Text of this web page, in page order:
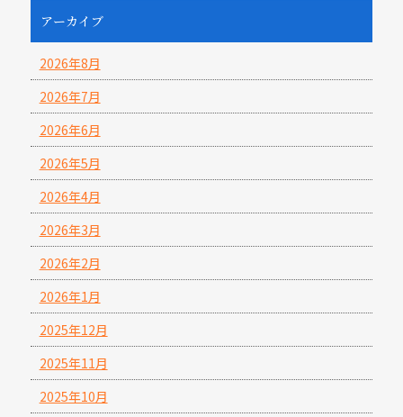
アーカイブ
2026年8月
2026年7月
2026年6月
2026年5月
2026年4月
2026年3月
2026年2月
2026年1月
2025年12月
2025年11月
2025年10月